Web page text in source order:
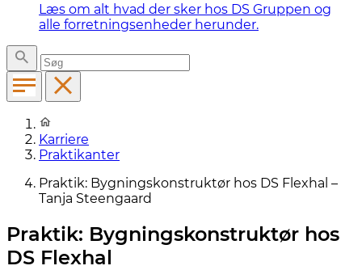
Læs om alt hvad der sker hos DS Gruppen og
alle forretningsenheder herunder.
Karriere
Praktikanter
Praktik: Bygningskonstruktør hos DS Flexhal –
Tanja Steengaard
Praktik: Bygningskonstruktør hos
DS Flexhal